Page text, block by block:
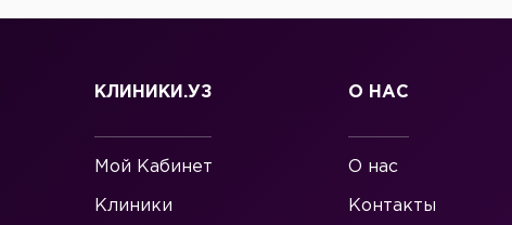
КЛИНИКИ.УЗ
Мой Кабинет
Клиники
О НАС
О нас
Контакты